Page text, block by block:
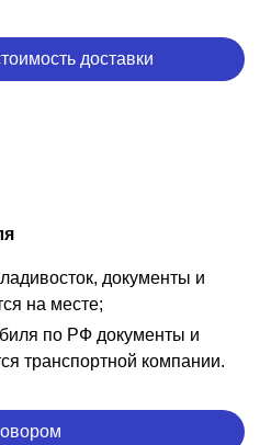
доставки
документы и
на месте;
по РФ документы и
транспортной компании.